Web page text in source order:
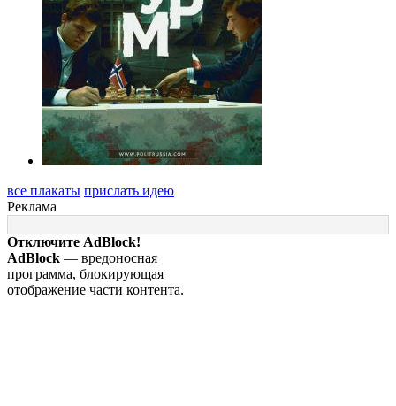
все плакаты прислать идею
Реклама
Отключите AdBlock!
AdBlock — вредоносная
программа, блокирующая
отображение части контента.